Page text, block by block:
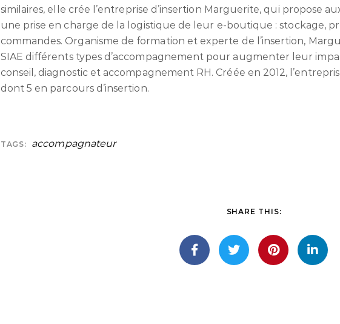
similaires, elle crée l’entreprise d’insertion Marguerite, qui propose
une prise en charge de la logistique de leur e-boutique : stockage,
commandes. Organisme de formation et experte de l’insertion,
SIAE différents types d’accompagnement pour augmenter leur
conseil, diagnostic et accompagnement RH. Créée en 2012,
dont 5 en parcours d’insertion.
TAGS: accompagnateur
SHARE THIS: